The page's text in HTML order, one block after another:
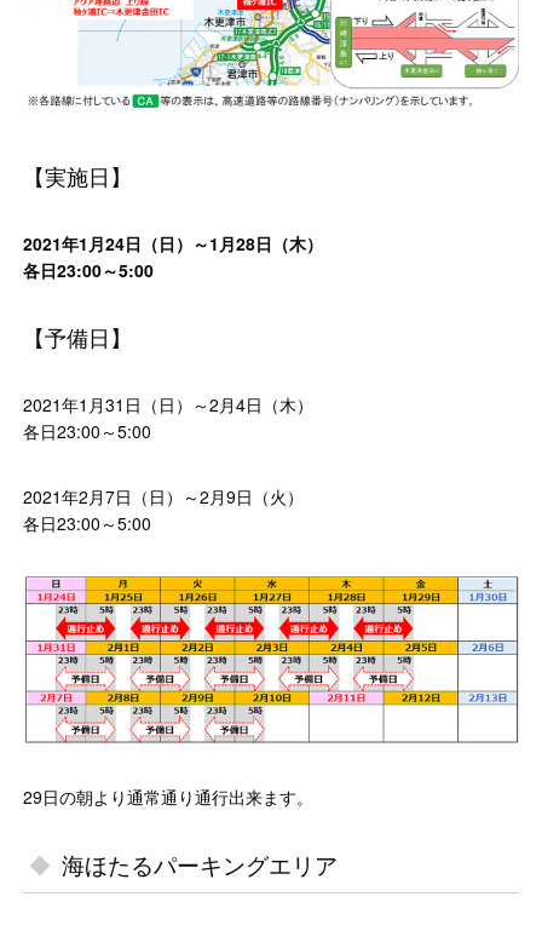
【実施日】
2021年1月24日（日）～1月28日（木）
各日23:00～5:00
【予備日】
2021年1月31日（日）～2月4日（木）
各日23:00～5:00
2021年2月7日（日）～2月9日（火）
各日23:00～5:00
29日の朝より通常通り通行出来ます。
海ほたるパーキングエリア